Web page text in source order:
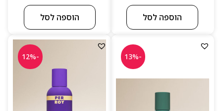
הוספה לסל הוספה לסל
-13%
-12%